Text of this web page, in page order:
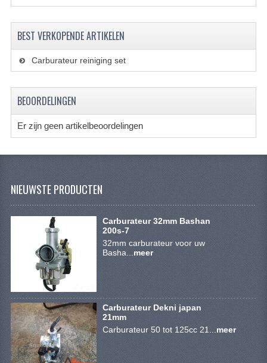
SHINERAY 250 STXE
ACCESSOIRES
BRANDSTOF SYSTEEM
KABELS
KAPPEN EN FRAME
REM SYSTEEM
SCHOKBREKERS
STUUR INRICHTING
UITLAAT
VELGEN
BEST VERKOPENDE ARTIKELEN
Carburateur reiniging set
BEOORDELINGEN
Er zijn geen artikelbeoordelingen
NIEUWSTE PRODUCTEN
Carburateur 32mm Bashan
200s-7
32mm carburateur voor uw
Basha... meer
Carburateur Dekni japan
21mm
Carburateur 50 tot 125cc 21... meer